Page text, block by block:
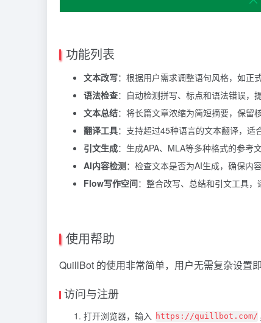
功能列表
文本改写：根据用户需求调整语句风格，如正
语法检查：自动检测拼写、标点和语法错误，
文本总结：将长篇文章浓缩为简短摘要，保留
翻译工具：支持超过45种语言的文本翻译，适
引文生成：生成APA、MLA等多种格式的参考文
AI内容检测：检查文本是否为AI生成，确保内容
Flow写作空间：整合改写、总结和引文工具，
使用帮助
QuillBot 的使用非常简单，用户无需复杂设置
访问与注册
打开浏览器，输入 https://quillbot.com/